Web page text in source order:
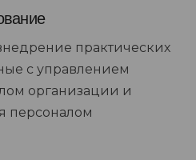
практических
с управлением
организации и
персоналом